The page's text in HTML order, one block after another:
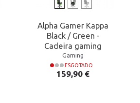
Alpha Gamer Kappa
Black / Green -
Cadeira gaming
Gaming
ESGOTADO
Preço
159,90 €